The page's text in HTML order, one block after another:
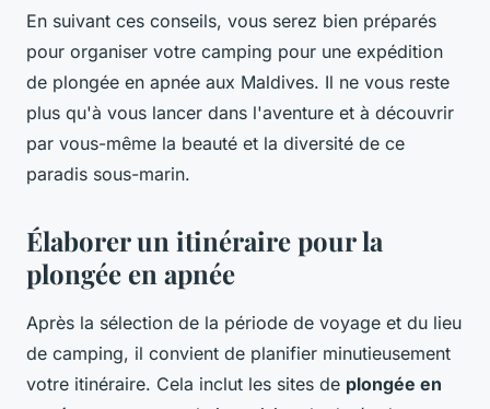
En suivant ces conseils, vous serez bien préparés
pour organiser votre camping pour une expédition
de plongée en apnée aux Maldives. Il ne vous reste
plus qu'à vous lancer dans l'aventure et à découvrir
par vous-même la beauté et la diversité de ce
paradis sous-marin.
Élaborer un itinéraire pour la
plongée en apnée
Après la sélection de la période de voyage et du lieu
de camping, il convient de planifier minutieusement
votre itinéraire. Cela inclut les sites de plongée en